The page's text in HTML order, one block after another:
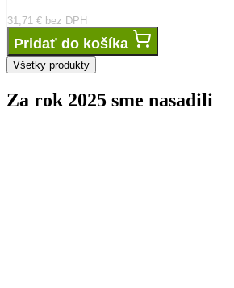
31,71 € bez DPH
Pridať do košíka
Všetky produkty
Za rok 2025 sme nasadili